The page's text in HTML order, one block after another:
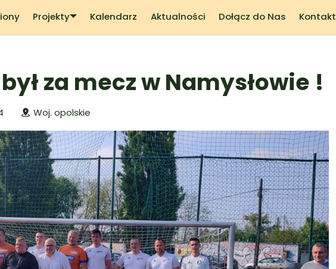
Projekty Kalendarz Aktualności Dołącz do Nas Kontakt
za mecz w Namysłowie !
Woj. opolskie